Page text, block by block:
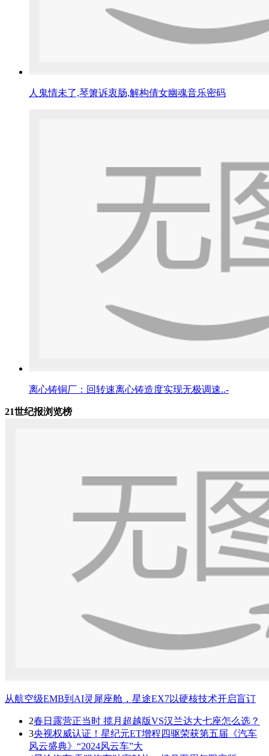
人鬼情未了,琴箫诉衷肠,解构倩女幽魂音乐密码
离心铸铜厂：回转速离心铸造度实现无极调速..-
21世纪报浏览榜
从航空级EMB到AI灵犀座舱，星途EX7以硬核技术开启盲订
2春日露营正当时 揽月超越版VS汉兰达大七座怎么选？
3央视权威认证！星纪元ET增程四驱荣获第五届《汽车
风云盛典》“2024风云车”大